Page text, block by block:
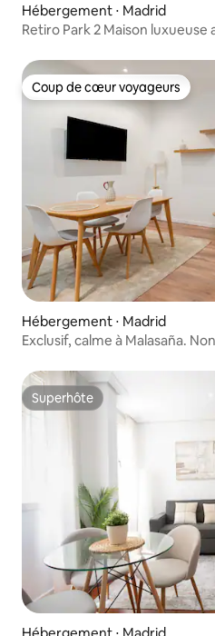
Hébergement ⋅ Madrid
Retiro Park 2 Maison luxueuse
Coup de cœur voyageurs
Coup de cœur voyageurs
Hébergement ⋅ Madrid
Exclusif, calme à Malasaña.
Superhôte
Superhôte